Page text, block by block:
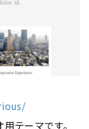
テーマです。